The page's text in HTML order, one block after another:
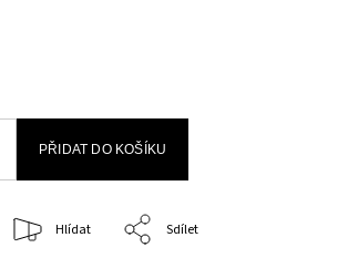
PŘIDAT DO KOŠÍKU
Hlídat Sdílet